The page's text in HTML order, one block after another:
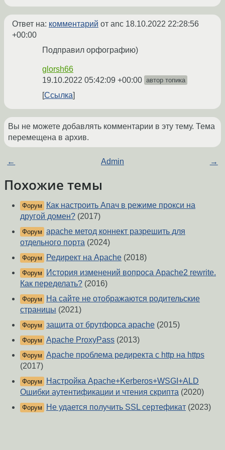
Ответ на: комментарий от anc 18.10.2022 22:28:56
+00:00
Подправил орфографию)
glorsh66
19.10.2022 05:42:09 +00:00 автор топика
Ссылка
Вы не можете добавлять комментарии в эту тему. Тема
перемещена в архив.
← Admin →
Похожие темы
Форум
Как настроить Апач в режиме прокси на
другой домен? (2017)
Форум apache метод коннект разрешить для
отдельного порта (2024)
Форум Редирект на Apache (2018)
Форум
История изменений вопроса Apache2 rewrite.
Как переделать? (2016)
Форум
На сайте не отображаются родительские
страницы (2021)
Форум защита от брутфорса apache (2015)
Форум Apache ProxyPass (2013)
Форум Apache проблема редиректа с http на https
(2017)
Форум
Настройка Apache+Kerberos+WSGI+ALD
Ошибки аутентификации и чтения скрипта (2020)
Форум Не удается получить SSL сертефикат (2023)